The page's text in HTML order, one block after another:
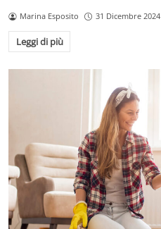
Marina Esposito 31 Dicembre 2024
Leggi di più